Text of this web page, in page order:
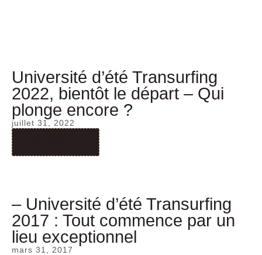
Université d’été Transurfing
2022, bientôt le départ – Qui
plonge encore ?
juillet 31, 2022
– Université d’été Transurfing
2017 : Tout commence par un
lieu exceptionnel
mars 31, 2017